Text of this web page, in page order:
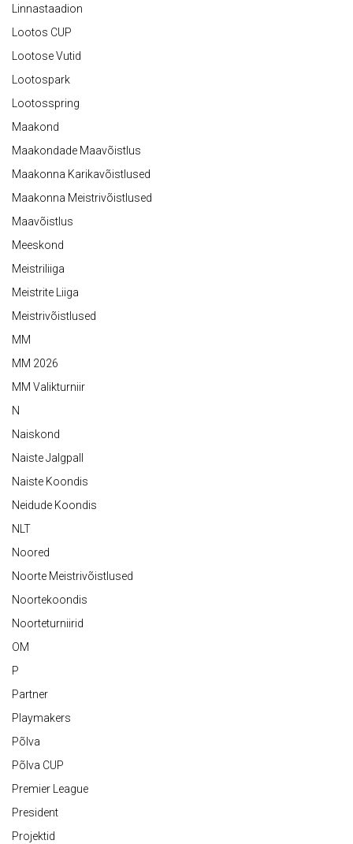
Linnastaadion
Lootos CUP
Lootose Vutid
Lootospark
Lootosspring
Maakond
Maakondade Maavõistlus
Maakonna Karikavõistlused
Maakonna Meistrivõistlused
Maavõistlus
Meeskond
Meistriliiga
Meistrite Liiga
Meistrivõistlused
MM
MM 2026
MM Valikturniir
N
Naiskond
Naiste Jalgpall
Naiste Koondis
Neidude Koondis
NLT
Noored
Noorte Meistrivõistlused
Noortekoondis
Noorteturniirid
OM
P
Partner
Playmakers
Põlva
Põlva CUP
Premier League
President
Projektid